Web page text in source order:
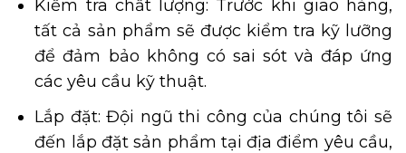
Kiểm tra chất lượng: Trước khi giao hàng,
tất cả sản phẩm sẽ được kiểm tra kỹ lưỡng
để đảm bảo không có sai sót và đáp ứng
các yêu cầu kỹ thuật.
Lắp đặt: Đội ngũ thi công của chúng tôi sẽ
đến lắp đặt sản phẩm tại địa điểm yêu cầu,